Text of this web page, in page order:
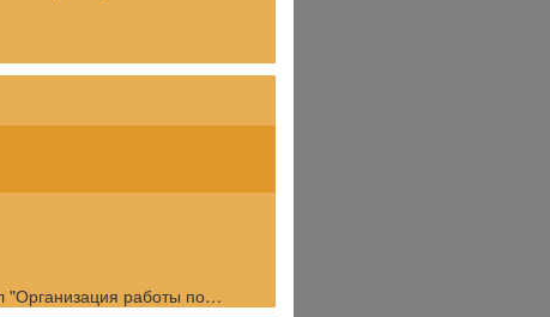
"Организация работы по…